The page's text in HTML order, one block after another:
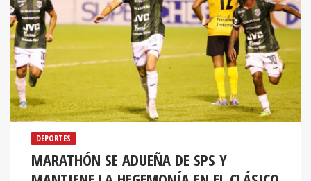
DEPORTES
MARATHÓN SE ADUEÑA DE SPS Y